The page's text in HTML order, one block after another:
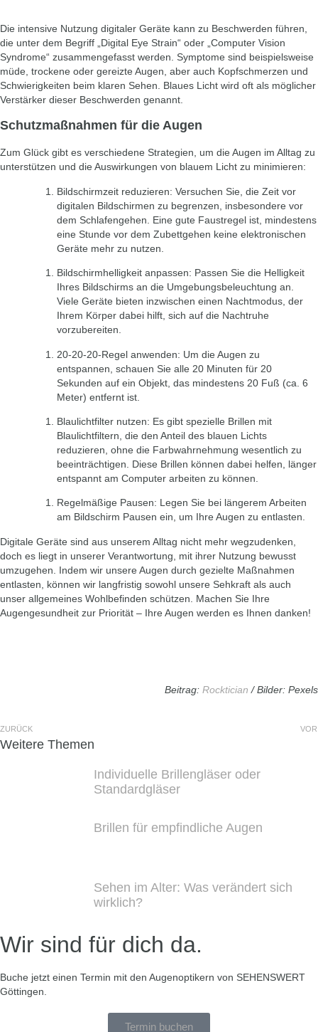
Die intensive Nutzung digitaler Geräte kann zu Beschwerden führen,
die unter dem Begriff „Digital Eye Strain“ oder „Computer Vision
Syndrome“ zusammengefasst werden. Symptome sind beispielsweise
müde, trockene oder gereizte Augen, aber auch Kopfschmerzen und
Schwierigkeiten beim klaren Sehen. Blaues Licht wird oft als möglicher
Verstärker dieser Beschwerden genannt.
Schutzmaßnahmen für die Augen
Zum Glück gibt es verschiedene Strategien, um die Augen im Alltag zu
unterstützen und die Auswirkungen von blauem Licht zu minimieren:
Bildschirmzeit reduzieren: Versuchen Sie, die Zeit vor
digitalen Bildschirmen zu begrenzen, insbesondere vor
dem Schlafengehen. Eine gute Faustregel ist, mindestens
eine Stunde vor dem Zubettgehen keine elektronischen
Geräte mehr zu nutzen.
Bildschirmhelligkeit anpassen: Passen Sie die Helligkeit
Ihres Bildschirms an die Umgebungsbeleuchtung an.
Viele Geräte bieten inzwischen einen Nachtmodus, der
Ihrem Körper dabei hilft, sich auf die Nachtruhe
vorzubereiten.
20-20-20-Regel anwenden: Um die Augen zu
entspannen, schauen Sie alle 20 Minuten für 20
Sekunden auf ein Objekt, das mindestens 20 Fuß (ca. 6
Meter) entfernt ist.
Blaulichtfilter nutzen: Es gibt spezielle Brillen mit
Blaulichtfiltern, die den Anteil des blauen Lichts
reduzieren, ohne die Farbwahrnehmung wesentlich zu
beeinträchtigen. Diese Brillen können dabei helfen, länger
entspannt am Computer arbeiten zu können.
Regelmäßige Pausen: Legen Sie bei längerem Arbeiten
am Bildschirm Pausen ein, um Ihre Augen zu entlasten.
Digitale Geräte sind aus unserem Alltag nicht mehr wegzudenken,
doch es liegt in unserer Verantwortung, mit ihrer Nutzung bewusst
umzugehen. Indem wir unsere Augen durch gezielte Maßnahmen
entlasten, können wir langfristig sowohl unsere Sehkraft als auch
unser allgemeines Wohlbefinden schützen. Machen Sie Ihre
Augengesundheit zur Priorität – Ihre Augen werden es Ihnen danken!
Beitrag: Rocktician / Bilder: Pexels
ZURÜCK VOR
Weitere Themen
Individuelle Brillengläser oder
Standardgläser
Brillen für empfindliche Augen
Sehen im Alter: Was verändert sich
wirklich?
Wir sind für dich da.
Buche jetzt einen Termin mit den Augenoptikern von SEHENSWERT
Göttingen.
Termin buchen